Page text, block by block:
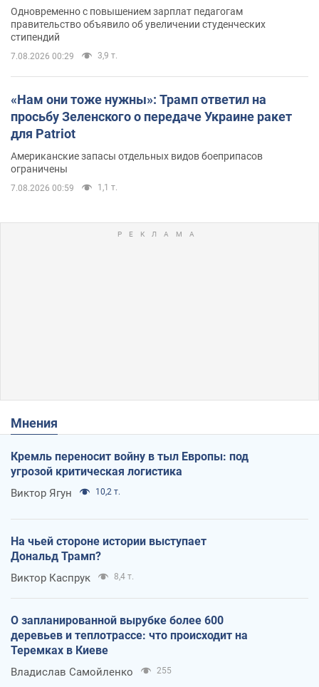
Одновременно с повышением зарплат педагогам
правительство объявило об увеличении студенческих
стипендий
7.08.2026 00:29 3,9 т.
«Нам они тоже нужны»: Трамп ответил на
просьбу Зеленского о передаче Украине ракет
для Patriot
Американские запасы отдельных видов боеприпасов
ограничены
7.08.2026 00:59 1,1 т.
Мнения
Кремль переносит войну в тыл Европы: под
угрозой критическая логистика
Виктор Ягун 10,2 т.
На чьей стороне истории выступает
Дональд Трамп?
Виктор Каспрук 8,4 т.
О запланированной вырубке более 600
деревьев и теплотрассе: что происходит на
Теремках в Киеве
Владислав Самойленко 255